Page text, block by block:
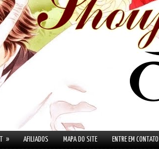
» AFILIADOS MAPA DO SITE ENTRE EM CONTATO